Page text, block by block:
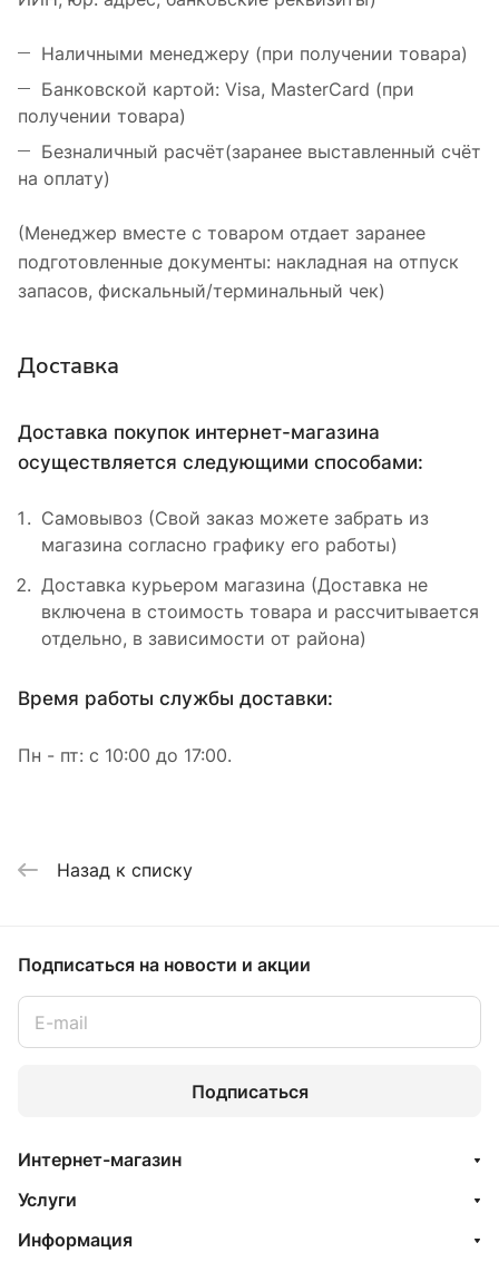
Наличными менеджеру (при получении товара)
Банковской картой: Visa, MasterCard (при
получении товара)
Безналичный расчёт(заранее выставленный счёт
на оплату)
(Менеджер вместе с товаром отдает заранее
подготовленные документы: накладная на отпуск
запасов, фискальный/терминальный чек)
Доставка
Доставка покупок интернет-магазина
осуществляется следующими способами:
Самовывоз (Свой заказ можете забрать из
магазина согласно графику его работы)
Доставка курьером магазина (Доставка не
включена в стоимость товара и рассчитывается
отдельно, в зависимости от района)
Время работы службы доставки:
Пн - пт: с 10:00 до 17:00.
Назад к списку
Подписаться на новости и акции
Подписаться
Интернет-магазин
Услуги
Информация